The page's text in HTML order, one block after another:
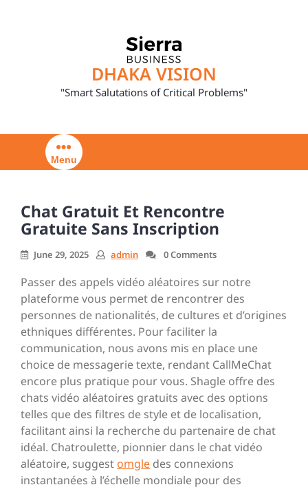
DHAKA VISION
"Smart Salutations of Critical Problems"
Menu
Chat Gratuit Et Rencontre
Gratuite Sans Inscription
June 29, 2025 admin 0 Comments
Passer des appels vidéo aléatoires sur notre
plateforme vous permet de rencontrer des
personnes de nationalités, de cultures et d’origines
ethniques différentes. Pour faciliter la
communication, nous avons mis en place une
choice de messagerie texte, rendant CallMeChat
encore plus pratique pour vous. Shagle offre des
chats vidéo aléatoires gratuits avec des options
telles que des filtres de style et de localisation,
facilitant ainsi la recherche du partenaire de chat
idéal. Chatroulette, pionnier dans le chat vidéo
aléatoire, suggest omgle des connexions
instantanées à l’échelle mondiale pour des